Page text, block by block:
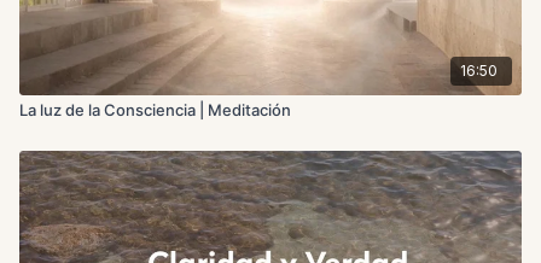
16:50
La luz de la Consciencia | Meditación